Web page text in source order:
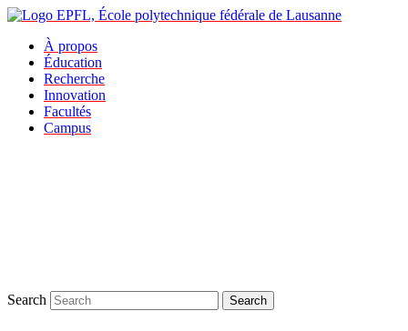
À propos
Éducation
Recherche
Innovation
Facultés
Campus
Search Search